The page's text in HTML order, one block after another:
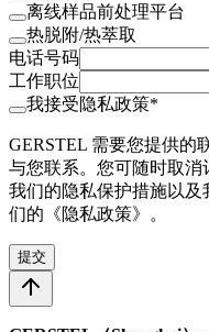
离线样品前处理平台
热脱附/热萃取
电话号码
工作职位
我接受隐私政策*
GERSTEL 需要您提供的
与您联系。您可随时取消
我们的隐私保护措施以
们的《隐私政策》。
提交